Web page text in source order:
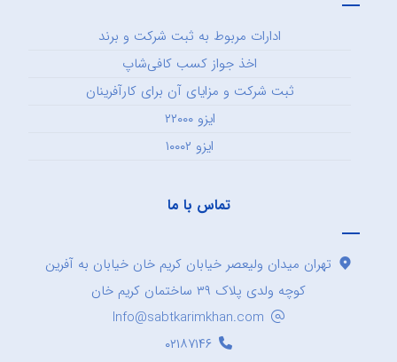
ادارات مربوط به ثبت شرکت و برند
اخذ جواز کسب کافی‌شاپ
ثبت شرکت و مزایای آن برای کارآفرینان
ایزو ۲۲۰۰۰
ایزو ۱۰۰۰۲
تماس با ما
تهران میدان ولیعصر خیابان کریم خان خیابان به آفرین
کوچه ولدی پلاک ۳۹ ساختمان کریم خان
Info@sabtkarimkhan.com
۰۲۱۸۷۱۴۶